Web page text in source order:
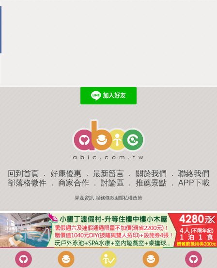
回到首頁 ． 好康優惠 ． 最新留言 ． 關於我們 ． 聯絡我們
部落格微件． 商家合作． 討論區 ． 推薦景點． APP下載
羿磊資訊 服務條款&隱私權政策